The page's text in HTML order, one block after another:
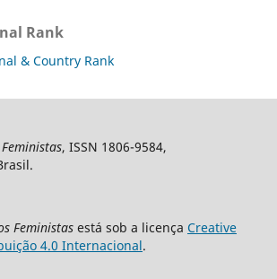
Rank
, ISSN 1806-9584,
Feministasestá sob a licença Creative
4.0 Internacional.